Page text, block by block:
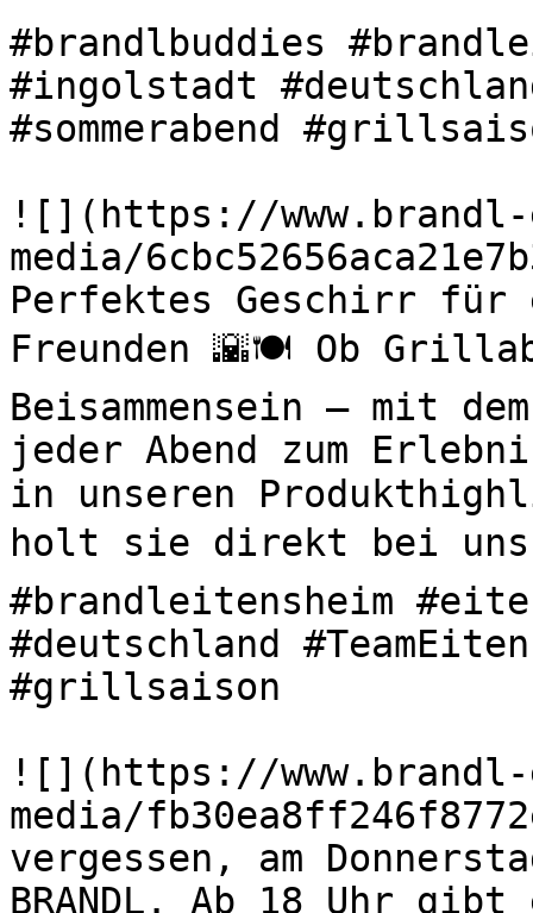
#brandlbuddies
#ingolstadt
#sommerabend
![](https://
media/
Perfektes Geschirr für
Freunden 🌇🍽️ Ob
Beisammensein – mit
jeder Abend zum
in unseren
holt sie direkt bei uns
#brandleitensheim
#deutschland
#grillsaison
![](https://
media/
vergessen, am
BRANDL. Ab 18 Uhr